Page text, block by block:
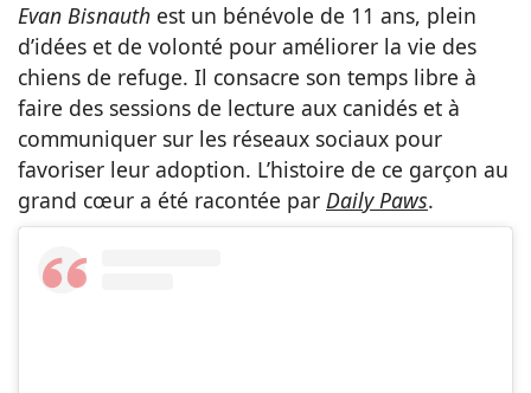
Evan Bisnauth est un bénévole de 11 ans, plein
d’idées et de volonté pour améliorer la vie des
chiens de refuge. Il consacre son temps libre à
faire des sessions de lecture aux canidés et à
communiquer sur les réseaux sociaux pour
favoriser leur adoption. L’histoire de ce garçon au
grand cœur a été racontée par Daily Paws.